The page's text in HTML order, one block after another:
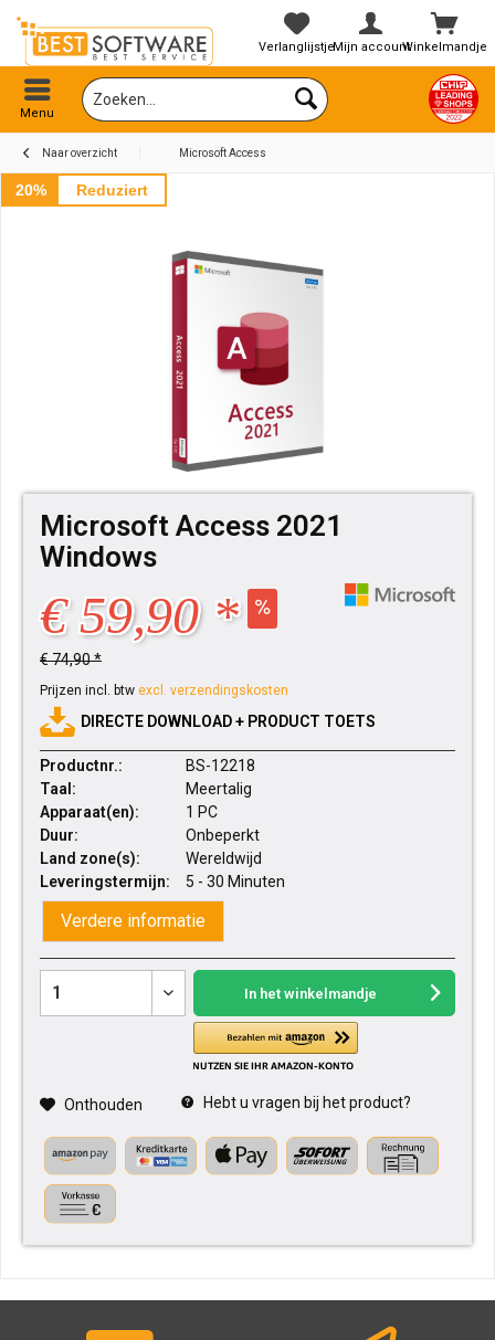
Winkelmandje
VerlanglijstjeMijn account
Menu
Naar overzicht Microsoft Access
20% Reduziert
Microsoft Access 2021
Windows
€ 59,90 *
€ 74,90 *
Prijzen incl. btw excl. verzendingskosten
DIRECTE DOWNLOAD + PRODUCT TOETS
Productnr.:
BS-12218
Taal:
Meertalig
Apparaat(en):
1 PC
Duur:
Onbeperkt
Land zone(s):
Wereldwijd
Leveringstermijn:
5 - 30 Minuten
Verdere informatie
In het winkelmandje
Onthouden Hebt u vragen bij het product?